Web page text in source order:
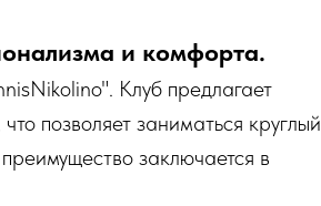
и комфорта.
Клуб предлагает
позволяет заниматься круглый
заключается в